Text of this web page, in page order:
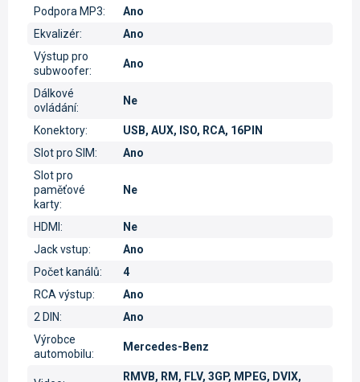
Podpora MP3:
Ano
Ekvalizér:
Ano
Výstup pro
subwoofer:
Ano
Dálkové
ovládání:
Ne
Konektory:
USB, AUX, ISO, RCA, 16PIN
Slot pro SIM:
Ano
Slot pro
paměťové
karty:
Ne
HDMI :
Ne
Jack vstup:
Ano
Počet kanálů:
4
RCA výstup:
Ano
2 DIN:
Ano
Výrobce
automobilu:
Mercedes-Benz
RMVB, RM, FLV, 3GP, MPEG, DVIX,